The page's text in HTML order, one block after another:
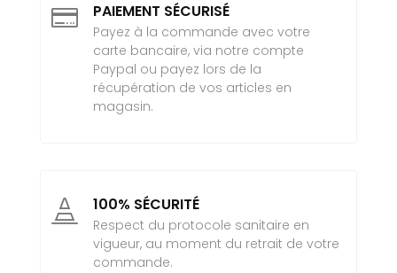
 PAIEMENT SÉCURISÉ
Payez à la commande avec votre
carte bancaire, via notre compte
Paypal ou payez lors de la
récupération de vos articles en
magasin.
 100% SÉCURITÉ
Respect du protocole sanitaire en
vigueur, au moment du retrait de votre
commande.